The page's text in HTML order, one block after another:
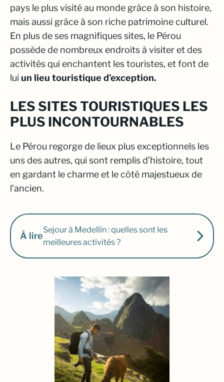
pays le plus visité au monde grâce à son histoire,
mais aussi grâce à son riche patrimoine culturel.
En plus de ses magnifiques sites, le Pérou
possède de nombreux endroits à visiter et des
activités qui enchantent les touristes, et font de
lui un lieu touristique d’exception.
LES SITES TOURISTIQUES LES
PLUS INCONTOURNABLES
Le Pérou regorge de lieux plus exceptionnels les
uns des autres, qui sont remplis d’histoire, tout
en gardant le charme et le côté majestueux de
l’ancien.
À lire
Sejour à Medellín : quelles sont les
meilleures activités ?